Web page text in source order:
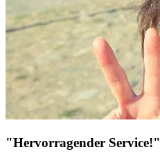
"Hervorragender Service!"